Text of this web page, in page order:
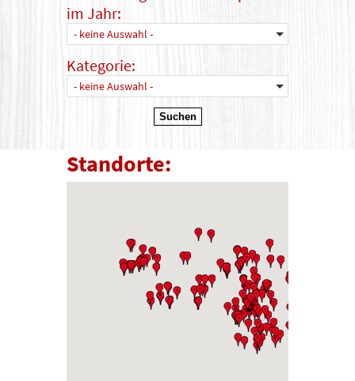
im Jahr:
- keine Auswahl -
Kategorie:
- keine Auswahl -
Standorte: